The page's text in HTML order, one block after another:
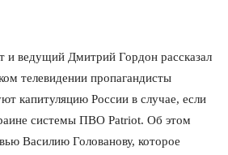
и ведущий Дмитрий Гордон рассказал
телевидении пропагандисты
капитуляцию России в случае, если
системы ПВО Patriot. Об этом
Василию Голованову, которое